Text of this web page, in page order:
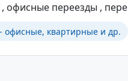
офисные переезды , пере
офисные, квартирные и др.